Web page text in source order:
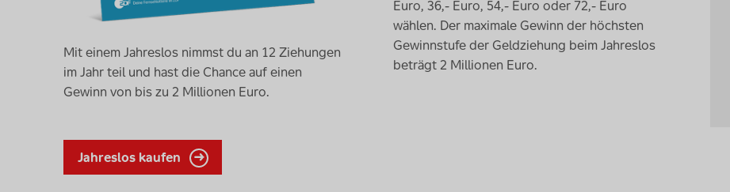
Mit einem Jahreslos nimmst du an 12 Ziehungen
im Jahr teil und hast die Chance auf einen
Gewinn von bis zu 2 Millionen Euro.
Jahreslos kaufen
Euro, 36,- Euro, 54,- Euro oder 72,- Euro
wählen. Der maximale Gewinn der höchsten
Gewinnstufe der Geldziehung beim Jahreslos
beträgt 2 Millionen Euro.